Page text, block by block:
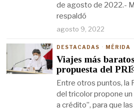
de agosto de 2022.-
respaldó
agosto 9, 2022
DESTACADAS · MÉRIDA
Viajes más
propuesta del
Entre otros puntos, la
del tricolor propone
a crédito”, para que